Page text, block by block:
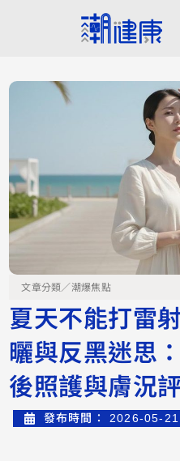
文章分類／潮爆焦點
夏天不能打雷
曬與反黑迷思
後照護與膚況
發布時間： 2026-05-21